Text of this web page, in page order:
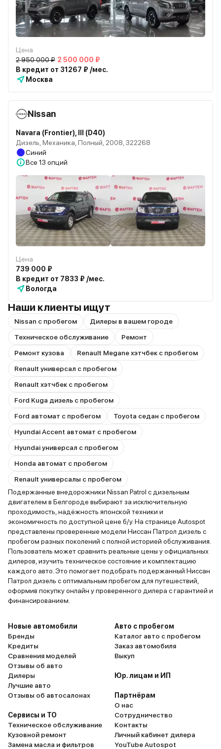
Цена
2 950 000 ₽ 2 500 000 ₽
В кредит от 31267 ₽ /мес.
Москва
Nissan
Navara (Frontier), III (D40)
Дизель, Механика, Полный, 2008, 322268
Синий
Все 13 опций
Цена
739 000 ₽
В кредит от 7833 ₽ /мес.
Вологда
Наши клиенты ищут
Nissan с пробегом
Дилеры в вашем городе
Техническое обслуживание
Ремонт
Ремонт кузова
Renault Megane хэтчбек с пробегом
Renault универсал с пробегом
Renault хэтчбек с пробегом
Ford Kuga дизель с пробегом
Ford автомат с пробегом
Toyota седан с пробегом
Hyundai Accent автомат с пробегом
Hyundai универсал с пробегом
Honda автомат с пробегом
Renault универсалы с пробегом
Подержанные внедорожники Nissan Patrol с дизельным
двигателем в Белгороде выбирают за исключительную
проходимость, надёжность японской техники и
экономичность по доступной цене б/у. На странице Autospot
представлены проверенные модели Ниссан Патрол дизель с
пробегом разных поколений с полной историей обслуживания.
Пользователь может сравнить реальные цены у официальных
дилеров, изучить техническое состояние и комплектацию
каждого авто. Это помогает подобрать подержанный Ниссан
Патрол дизель с оптимальным пробегом для путешествий,
оформив покупку онлайн у проверенного дилера с гарантией и
финансированием.
Новые автомобили
Бренды
Кредиты
Сравнения моделей
Отзывы об авто
Дилеры
Лучшие авто
Отзывы об автосалонах
Сервисы и ТО
Техническое обслуживание
Кузовной ремонт
Замена масла и фильтров
Авто с пробегом
Каталог авто с пробегом
Заказ автомобиля
Выкуп
Юр. лицам и ИП
Партнёрам
О нас
Сотрудничество
Контакты
Личный кабинет дилера
YouTube Autospot